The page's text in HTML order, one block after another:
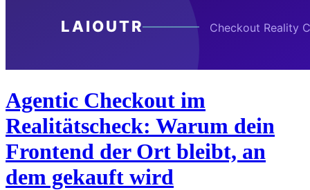
Agentic Checkout im
Realitätscheck: Warum dein
Frontend der Ort bleibt, an
dem gekauft wird